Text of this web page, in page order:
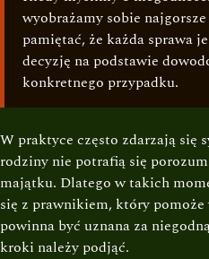
wyobrażamy sobie
pamiętać, że każda sprawa
decyzję na podstawie
konkretnego przypadku.
W praktyce często zdarzają się
rodziny nie potrafią się
majątku. Dlatego w takich
się z prawnikiem, który
powinna być uznana za
kroki należy podjąć.